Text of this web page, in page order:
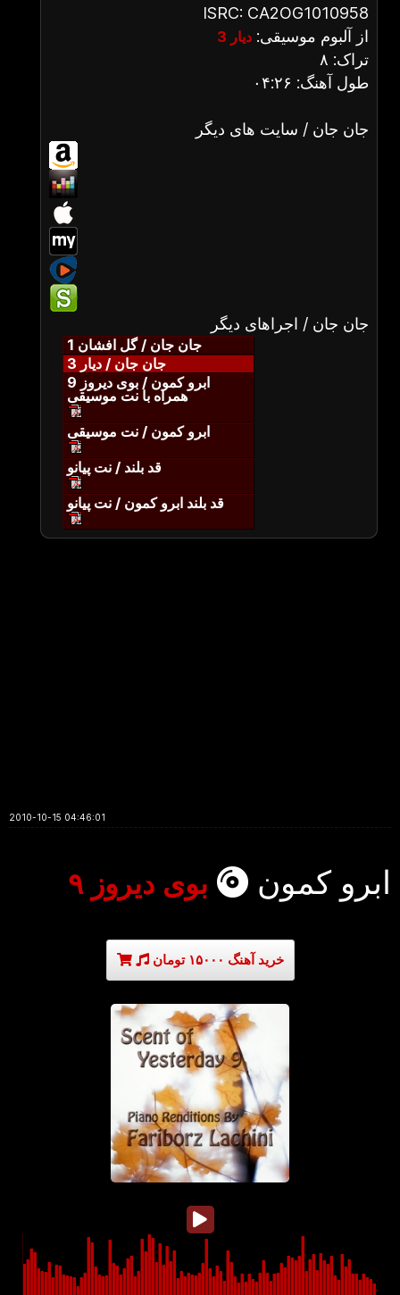
ISRC: CA2OG1010958
از آلبوم موسیقی: دیار 3
تراک: ۸
طول آهنگ: ۰۴:۲۶
جان جان / سایت های دیگر
جان جان / اجراهای دیگر
جان جان / گل افشان 1
جان جان / دیار 3
ابرو کمون / بوی دیروز 9
همراه با نت موسیقی
ابرو کمون / نت موسیقی
قد بلند / نت پیانو
قد بلند ابرو کمون / نت پیانو
2010-10-15 04:46:01
ابرو کمون بوی دیروز ۹
خرید آهنگ ۱۵۰۰۰ تومان